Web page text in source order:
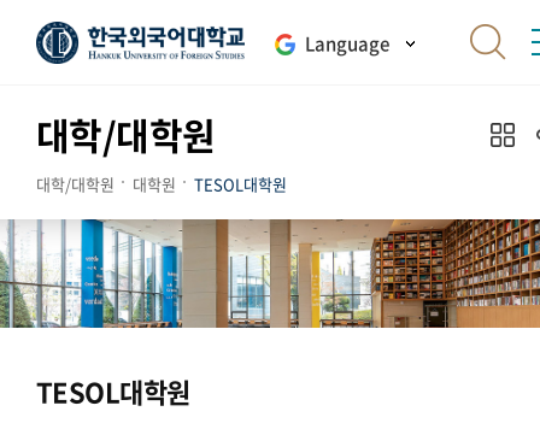
Language
대학/대학원
대학/대학원 대학원 TESOL대학원
TESOL대학원